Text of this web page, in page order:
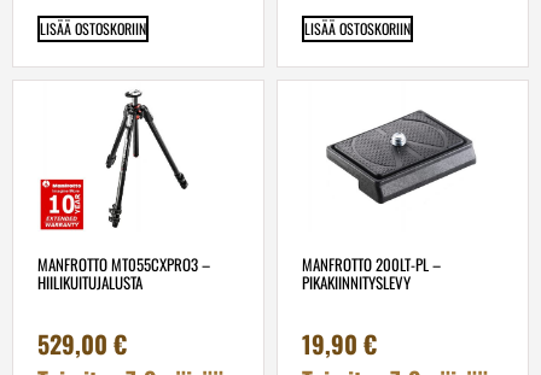
LISÄÄ OSTOSKORIIN LISÄÄ OSTOSKORIIN
MANFROTTO MT055CXPRO3 –
HIILIKUITUJALUSTA
529,00 €
MANFROTTO 200LT-PL –
PIKAKIINNITYSLEVY
19,90 €